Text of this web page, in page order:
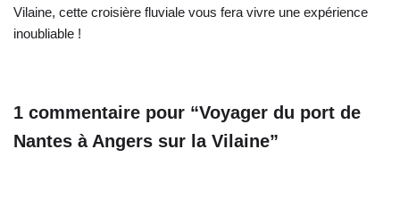
Vilaine, cette croisière fluviale vous fera vivre une expérience
inoubliable !
1 commentaire pour “Voyager du port de
Nantes à Angers sur la Vilaine”